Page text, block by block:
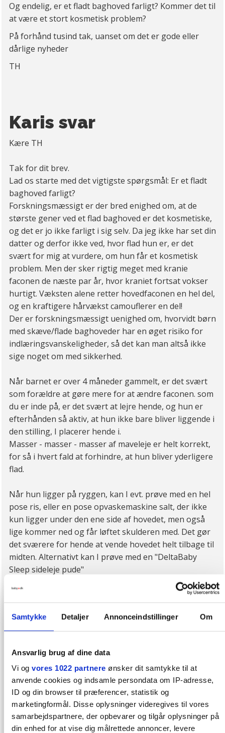
Samtykke Detaljer Annonceindstillinger Om
Ansvarlig brug af dine data
Vi og vores 1022 partnere ønsker dit samtykke til at
anvende cookies og indsamle persondata om IP-adresse,
ID og din browser til præferencer, statistik og
marketingformål. Disse oplysninger videregives til vores
samarbejdspartnere, der opbevarer og tilgår oplysninger på
din enhed for at vise dig målrettede annoncer, levere
Og endelig, er et fladt baghoved farligt? Kommer det til
at være et stort kosmetisk problem?
På forhånd tusind tak, uanset om det er gode eller
dårlige nyheder
TH
Karis svar
Kære TH
Tak for dit brev.
Lad os starte med det vigtigste spørgsmål: Er et fladt
baghoved farligt?
Forskningsmæssigt er der bred enighed om, at de
største gener ved et flad baghoved er det kosmetiske,
og det er jo ikke farligt i sig selv. Da jeg ikke har set din
datter og derfor ikke ved, hvor flad hun er, er det
svært for mig at vurdere, om hun får et kosmetisk
problem. Men der sker rigtig meget med kranie
faconen de næste par år, hvor kraniet fortsat vokser
hurtigt. Væksten alene retter hovedfaconen en hel del,
og en kraftigere hårvækst camouflerer en del!
Der er forskningsmæssigt uenighed om, hvorvidt børn
med skæve/flade baghoveder har en øget risiko for
indlæringsvanskeligheder, så det kan man altså ikke
sige noget om med sikkerhed.
Når barnet er over 4 måneder gammelt, er det svært
som forældre at gøre mere for at ændre faconen. som
du er inde på, er det svært at lejre hende, og hun er
efterhånden så aktiv, at hun ikke bare bliver liggende i
den stilling, I placerer hende i.
Masser - masser - masser af maveleje er helt korrekt,
for så i hvert fald at forhindre, at hun bliver yderligere
flad.
Når hun ligger på ryggen, kan I evt. prøve med en hel
pose ris, eller en pose opvaskemaskine salt, der ikke
kun ligger under den ene side af hovedet, men også
lige kommer ned og får løftet skulderen med. Det gør
det sværere for hende at vende hovedet helt tilbage til
midten. Alternativt kan I prøve med en "DeltaBaby
Sleep sideleje pude"
http://www.miamajo.dk/babypusle-og-pleje/sovetid/d
, som hun
dagtid, hvor I er hos hende.
Om natten, hvor hun skal ligge på ryggen og sove
have gavn af "lovenest" babypuden fra Babymoov
http://www.miamajo.dk/babypusle-og-pleje/sovetid/b
abymoov-lovenest-ergonomisk-babypude-mod-fladt-
bag hovede-lime.html)
Selv om de nævnte puder ikke er voldsomt dyre, synes
jeg I skal finde ud af om I har nogen i jeres